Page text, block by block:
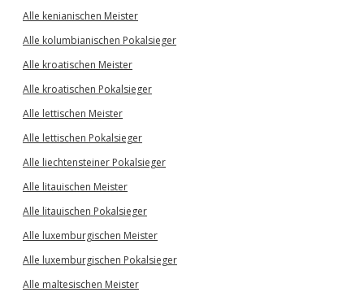
Alle kenianischen Meister
Alle kolumbianischen Pokalsieger
Alle kroatischen Meister
Alle kroatischen Pokalsieger
Alle lettischen Meister
Alle lettischen Pokalsieger
Alle liechtensteiner Pokalsieger
Alle litauischen Meister
Alle litauischen Pokalsieger
Alle luxemburgischen Meister
Alle luxemburgischen Pokalsieger
Alle maltesischen Meister